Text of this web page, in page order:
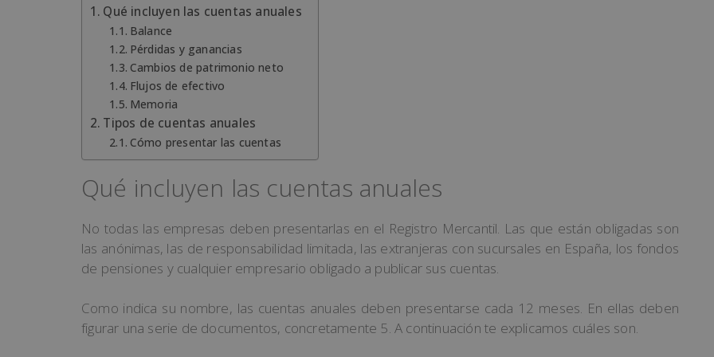
Qué incluyen las cuentas anuales
Balance
Pérdidas y ganancias
Cambios de patrimonio neto
Flujos de efectivo
Memoria
Tipos de cuentas anuales
Cómo presentar las cuentas
Qué incluyen las cuentas anuales
No todas las empresas deben presentarlas en el Registro Mercantil. Las que están obligadas son
las anónimas, las de responsabilidad limitada, las extranjeras con sucursales en España, los fondos
de pensiones y cualquier empresario obligado a publicar sus cuentas.
Como indica su nombre, las cuentas anuales deben presentarse cada 12 meses. En ellas deben
figurar una serie de documentos, concretamente 5. A continuación te explicamos cuáles son.